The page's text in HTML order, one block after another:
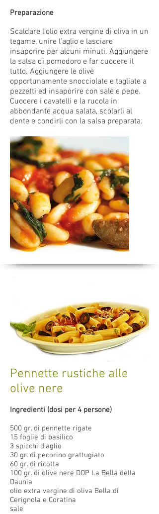
Preparazione
Scaldare l’olio extra vergine di oliva in un
tegame, unire l’aglio e lasciare
insaporire per alcuni minuti. Aggiungere
la salsa di pomodoro e far cuocere il
tutto. Aggiungere le olive
opportunamente snocciolate e tagliate a
pezzetti ed insaporire con sale e pepe.
Cuocere i cavatelli e la rucola in
abbondante acqua salata, scolarli al
dente e condirli con la salsa preparata.
Pennette rustiche alle
olive nere
Ingredienti (dosi per 4 persone)
500 gr. di pennette rigate
15 foglie di basilico
3 spicchi d’aglio
30 gr. di pecorino grattugiato
60 gr. di ricotta
100 gr. di olive nere DOP La Bella della
Daunia
olio extra vergine di oliva Bella di
Cerignola e Coratina
sale